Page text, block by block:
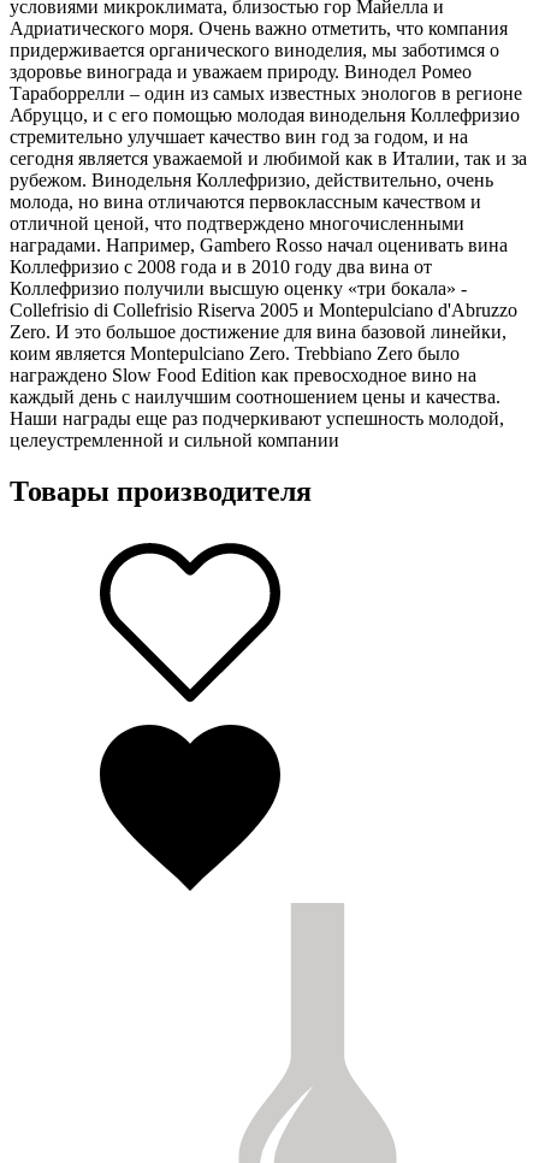
условиями микроклимата, близостью гор Майелла и
Адриатического моря. Очень важно отметить, что компания
придерживается органического виноделия, мы заботимся о
здоровье винограда и уважаем природу. Винодел Ромео
Тараборрелли – один из самых известных энологов в регионе
Абруццо, и с его помощью молодая винодельня Коллефризио
стремительно улучшает качество вин год за годом, и на
сегодня является уважаемой и любимой как в Италии, так и за
рубежом. Винодельня Коллефризио, действительно, очень
молода, но вина отличаются первоклассным качеством и
отличной ценой, что подтверждено многочисленными
наградами. Например, Gambero Rosso начал оценивать вина
Коллефризио с 2008 года и в 2010 году два вина от
Коллефризио получили высшую оценку «три бокала» -
Collefrisio di Collefrisio Riserva 2005 и Montepulciano d'Abruzzo
Zero. И это большое достижение для вина базовой линейки,
коим является Montepulciano Zero. Trebbiano Zero было
награждено Slow Food Edition как превосходное вино на
каждый день с наилучшим соотношением цены и качества.
Наши награды еще раз подчеркивают успешность молодой,
целеустремленной и сильной компании
Товары производителя